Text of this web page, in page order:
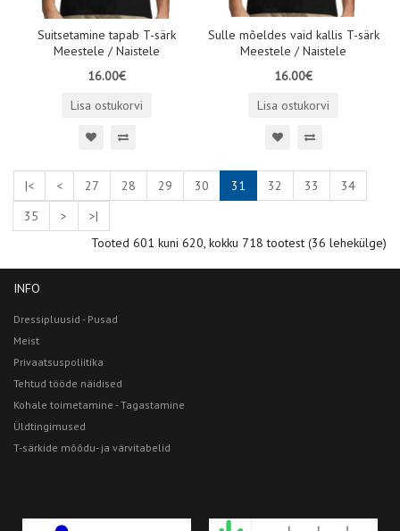
Suitsetamine tapab T-särk
Meestele / Naistele
16.00€
Lisa ostukorvi
Sulle mõeldes vaid kallis T-särk
Meestele / Naistele
16.00€
Lisa ostukorvi
|< < 27 28 29 30 31 32 33
34
35
>
>|
Tooted 601 kuni 620, kokku 718 tootest (36 lehekülge)
INFO
Dressipluusid - Pusad
Meist
Privaatsuspoliitika
Tehtud tööde näidised
Kohale toimetamine - Tagastamine
Üldtingimused
T-särkide mõõdu- ja värvitabelid